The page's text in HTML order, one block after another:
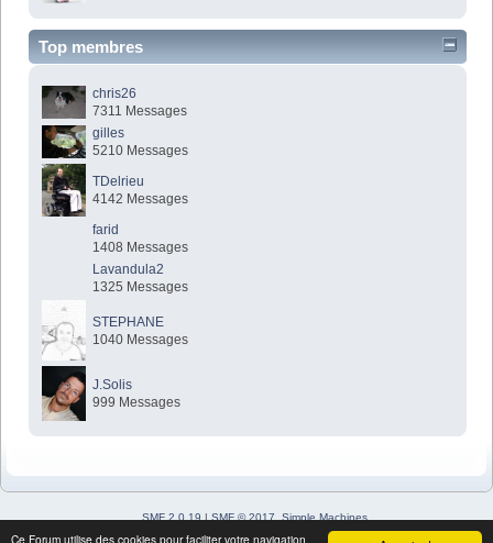
Ce Forum utilise des cookies pour faciliter votre navigation.
Top membres
chris26
7311 Messages
gilles
5210 Messages
TDelrieu
4142 Messages
farid
1408 Messages
Lavandula2
1325 Messages
STEPHANE
1040 Messages
J.Solis
999 Messages
SMF 2.0.19 | SMF © 2017
Simple Machines
Simple Audio Video Embedder